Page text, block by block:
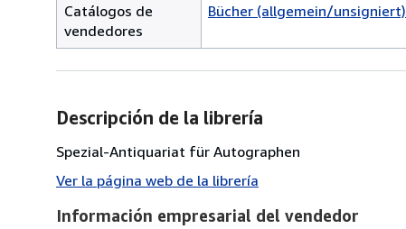
Catálogos de
vendedores
Bücher (allgemein/unsigniert)
Descripción de la librería
Spezial-Antiquariat für Autographen
Ver la página web de la librería
Información empresarial del vendedor